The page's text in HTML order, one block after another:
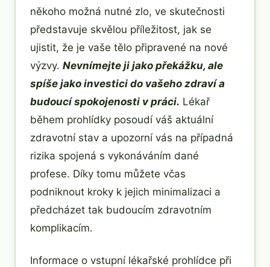
někoho možná nutné zlo, ve skutečnosti
představuje skvělou příležitost, jak se
ujistit, že je vaše tělo připravené na nové
výzvy. Nevnímejte ji jako překážku, ale
spíše jako investici do vašeho zdraví a
budoucí spokojenosti v práci. Lékař
během prohlídky posoudí váš aktuální
zdravotní stav a upozorní vás na případná
rizika spojená s vykonáváním dané
profese. Díky tomu můžete včas
podniknout kroky k jejich minimalizaci a
předcházet tak budoucím zdravotním
komplikacím.
Informace o vstupní lékařské prohlídce při